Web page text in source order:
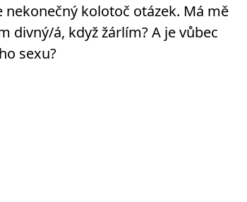
nekonečný kolotoč otázek. Má mě
divný/á, když žárlím? A je vůbec
sexu?